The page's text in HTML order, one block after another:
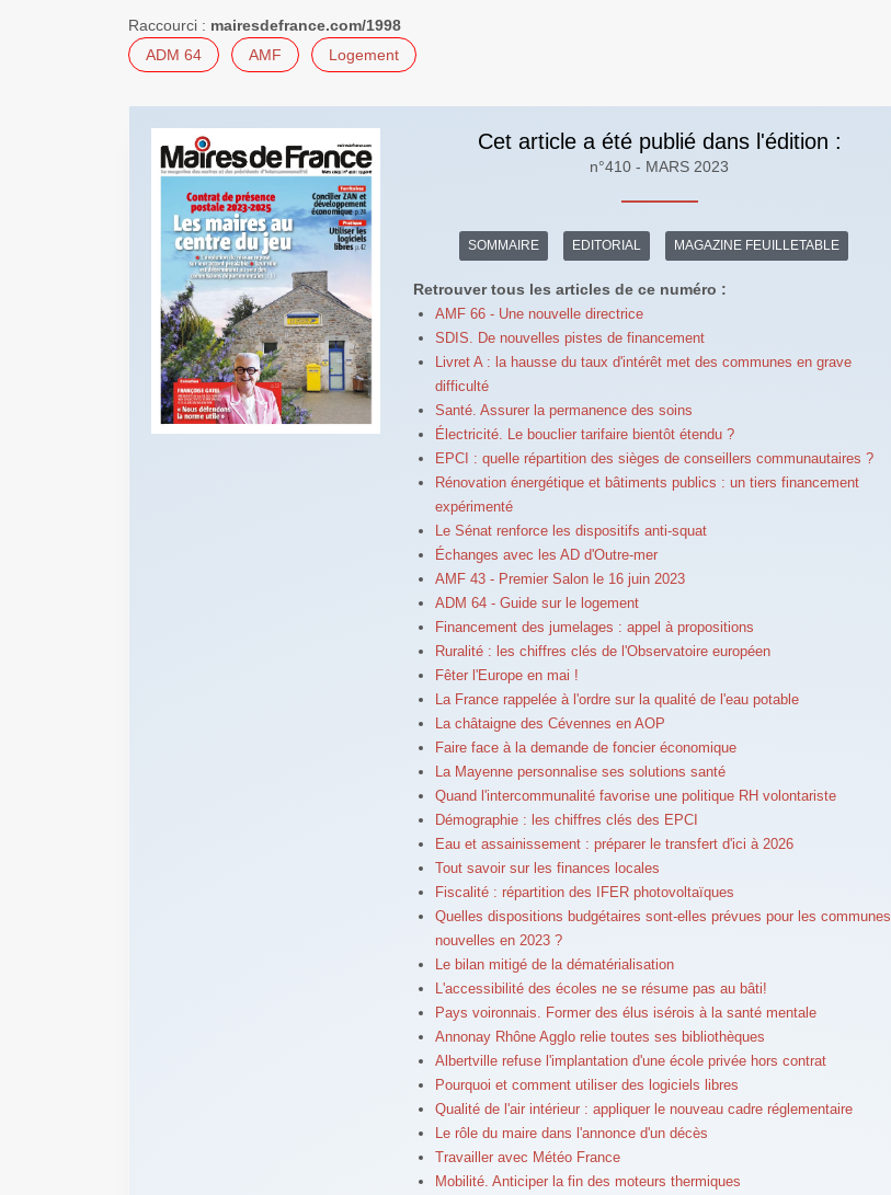
Raccourci : mairesdefrance.com/1998
ADM 64
AMF Logement
Cet article a été publié dans l'édition :
n°410 - MARS 2023
SOMMAIRE EDITORIAL MAGAZINE FEUILLETABLE
Retrouver tous les articles de ce numéro :
AMF 66 - Une nouvelle directrice
SDIS. De nouvelles pistes de financement
Livret A : la hausse du taux d'intérêt met des communes en grave
difficulté
Santé. Assurer la permanence des soins
Électricité. Le bouclier tarifaire bientôt étendu ?
EPCI : quelle répartition des sièges de conseillers communautaires ?
Rénovation énergétique et bâtiments publics : un tiers financement
expérimenté
Le Sénat renforce les dispositifs anti-squat
Échanges avec les AD d'Outre-mer
AMF 43 - Premier Salon le 16 juin 2023
ADM 64 - Guide sur le logement
Financement des jumelages : appel à propositions
Ruralité : les chiffres clés de l'Observatoire européen
Fêter l'Europe en mai !
La France rappelée à l'ordre sur la qualité de l'eau potable
La châtaigne des Cévennes en AOP
Faire face à la demande de foncier économique
La Mayenne personnalise ses solutions santé
Quand l'intercommunalité favorise une politique RH volontariste
Démographie : les chiffres clés des EPCI
Eau et assainissement : préparer le transfert d'ici à 2026
Tout savoir sur les finances locales
Fiscalité : répartition des IFER photovoltaïques
Quelles dispositions budgétaires sont-elles prévues pour les communes
nouvelles en 2023 ?
Le bilan mitigé de la dématérialisation
L'accessibilité des écoles ne se résume pas au bâti!
Pays voironnais. Former des élus isérois à la santé mentale
Annonay Rhône Agglo relie toutes ses bibliothèques
Albertville refuse l'implantation d'une école privée hors contrat
Pourquoi et comment utiliser des logiciels libres
Qualité de l'air intérieur : appliquer le nouveau cadre réglementaire
Le rôle du maire dans l'annonce d'un décès
Travailler avec Météo France
Mobilité. Anticiper la fin des moteurs thermiques